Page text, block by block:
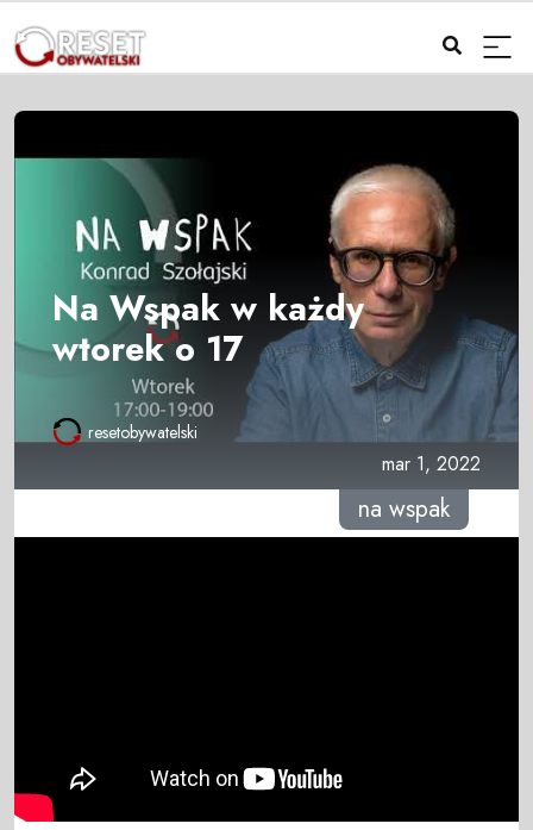
Na Wspak w każdy
wtorek o 17
resetobywatelski
mar 1, 2022
na wspak